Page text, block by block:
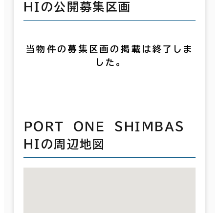
ＨＩの公開募集区画
当物件の募集区画の掲載は終了しま
した。
ＰＯＲＴ ＯＮＥ ＳＨＩＭＢＡＳ
ＨＩの周辺地図